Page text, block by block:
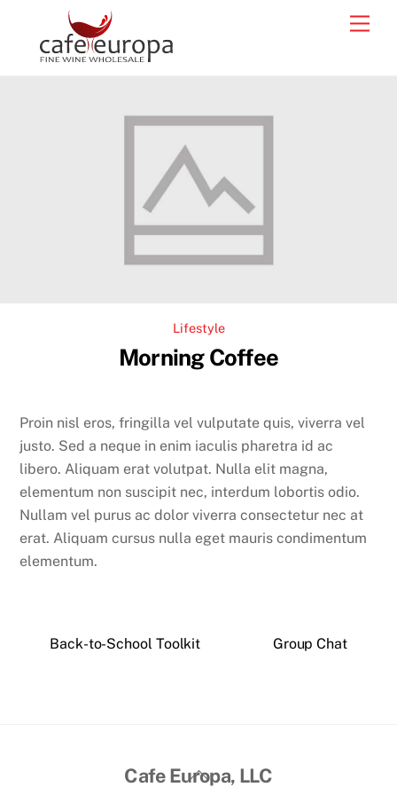
content
Lifestyle
Morning Coffee
Proin nisl eros, fringilla vel vulputate quis, viverra vel
justo. Sed a neque in enim iaculis pharetra id ac
libero. Aliquam erat volutpat. Nulla elit magna,
elementum non suscipit nec, interdum lobortis odio.
Nullam vel purus ac dolor viverra consectetur nec at
erat. Aliquam cursus nulla eget mauris condimentum
elementum.
Back-to-School Toolkit Group Chat
Back
Cafe Europa, LLC